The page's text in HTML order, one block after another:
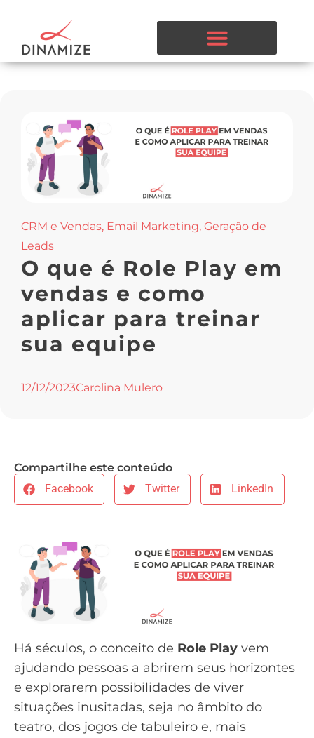
CRM e Vendas, Email Marketing, Geração de
Leads
O que é Role Play em
vendas e como
aplicar para treinar
sua equipe
12/12/2023Carolina Mulero
Compartilhe este conteúdo
Facebook
Twitter LinkedIn
Há séculos, o conceito de Role Play vem
ajudando pessoas a abrirem seus horizontes
e explorarem possibilidades de viver
situações inusitadas, seja no âmbito do
teatro, dos jogos de tabuleiro e, mais